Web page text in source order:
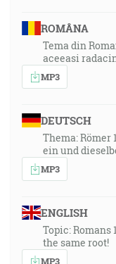
ROMÂNA
Tema din
aceeasi
MP3
DEUTSCH
Thema: Römer
ein und
MP3
ENGLISH
Topic: Romans
the same root!
MP3